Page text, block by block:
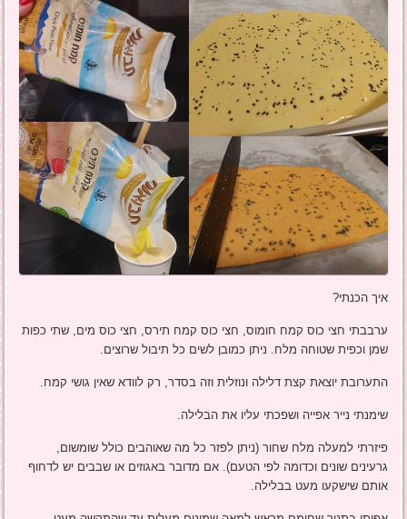
איך הכנתי?
ערבבתי חצי כוס קמח חומוס, חצי כוס קמח תירס, חצי כוס מים, שתי כפות
שמן וכפית שטוחה מלח. ניתן כמובן לשים כל תיבול שרוצים.
התערובת יוצאת קצת דלילה ונוזלית וזה בסדר, רק לוודא שאין גושי קמח.
שימנתי נייר אפייה ושפכתי עליו את הבלילה.
פיזרתי למעלה מלח שחור (ניתן לפזר כל מה שאוהבים כולל שומשום,
גרעינים שונים וכדומה לפי הטעם). אם מדובר באגוזים או שבבים יש לדחוף
אותם שישקעו מעט בבלילה.